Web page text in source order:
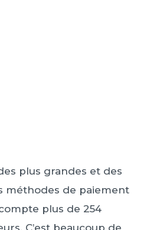
plus grandes et des
méthodes de paiement
plus de 254
C’est beaucoup de